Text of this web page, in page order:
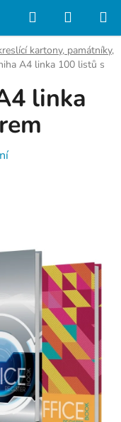
Hledat
KOŠÍK
kartony, památníky,
A4 linka 100 listů s
linka